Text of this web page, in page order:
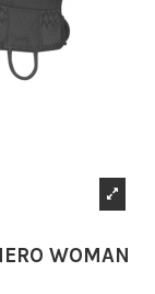
WOMAN